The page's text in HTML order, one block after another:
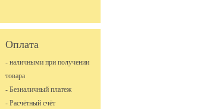
Оплата
- наличными при получении
товара
- Безналичный платеж
- Расчётный счёт